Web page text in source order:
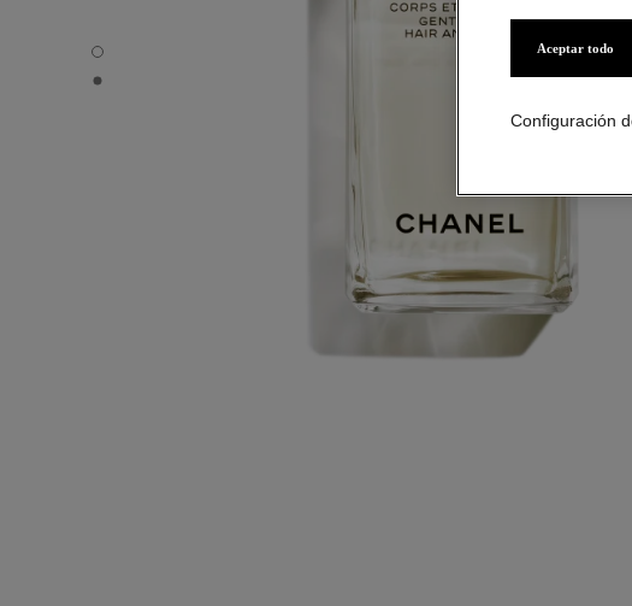
HUILE DOUCE - Vista por defecto
HUILE DOUCE - Vista alternativa 1
Aceptar todo
Configuración